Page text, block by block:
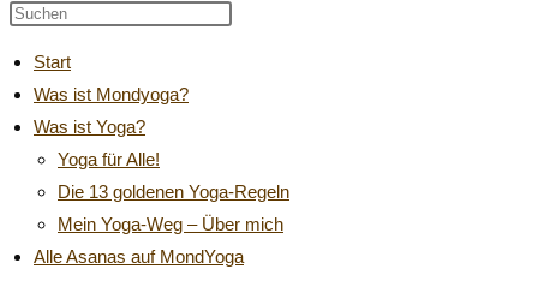
Diese
durchsuchen
panel.
Start
Was ist Mondyoga?
Was ist Yoga?
Yoga für Alle!
Die 13 goldenen Yoga-Regeln
Mein Yoga-Weg – Über mich
Alle Asanas auf MondYoga